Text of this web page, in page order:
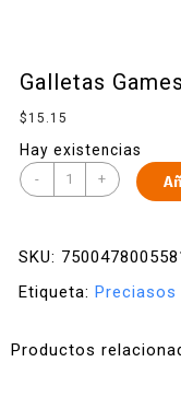
Galletas
$ 15.15
Hay existencias
- +
SKU:
Etiqueta:
Productos